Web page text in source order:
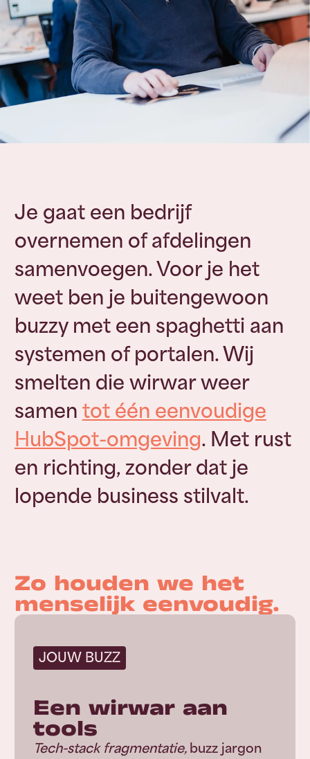
Je gaat een bedrijf
overnemen of afdelingen
samenvoegen. Voor je het
weet ben je buitengewoon
buzzy met een spaghetti aan
systemen of portalen. Wij
smelten die wirwar weer
samen tot één eenvoudige
HubSpot-omgeving. Met rust
en richting, zonder dat je
lopende business stilvalt.
Zo houden we het
menselijk eenvoudig.
JOUW BUZZ
Een wirwar aan
tools
Tech-stack fragmentatie, buzz jargon